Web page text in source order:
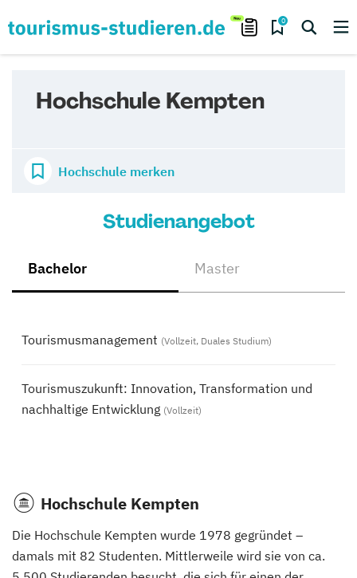
0
Hochschule Kempten
Hochschule merken
Studienangebot
Bachelor Master
Tourismusmanagement (Vollzeit, Duales Studium)
Tourismuszukunft: Innovation, Transformation und
nachhaltige Entwicklung (Vollzeit)
Hochschule Kempten
Die Hochschule Kempten wurde 1978 gegründet –
damals mit 82 Studenten. Mittlerweile wird sie von ca.